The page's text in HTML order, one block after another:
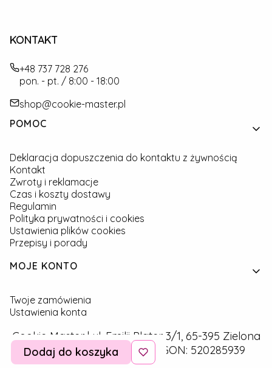
KONTAKT
+48 737 728 276
pon. - pt. / 8:00 - 18:00
shop@cookie-master.pl
Linki w stopce
POMOC
Deklaracja dopuszczenia do kontaktu z żywnością
Kontakt
Zwroty i reklamacje
Czas i koszty dostawy
Regulamin
Polityka prywatności i cookies
Ustawienia plików cookies
Przepisy i porady
MOJE KONTO
Twoje zamówienia
Ustawienia konta
Cookie Master | ul. Emilii Plater 3/1, 65-395 Zielona
Góra | NIP: 9291757160 | REGON: 520285939
Dodaj do koszyka